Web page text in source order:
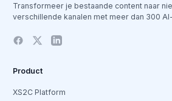
Transformeer je bestaande content naar
verschillende kanalen met meer dan 300
Product
XS2C Platform